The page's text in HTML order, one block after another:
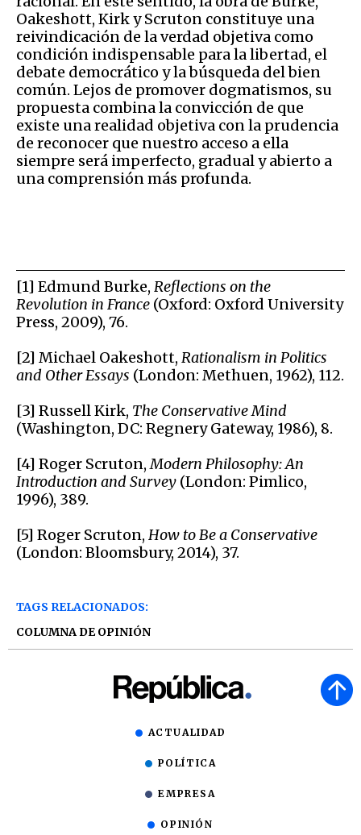
Oakeshott, Kirk y Scruton constituye una
reivindicación de la verdad objetiva como
condición indispensable para la libertad, el
debate democrático y la búsqueda del bien
común. Lejos de promover dogmatismos, su
propuesta combina la convicción de que
existe una realidad objetiva con la prudencia
de reconocer que nuestro acceso a ella
siempre será imperfecto, gradual y abierto a
una comprensión más profunda.
[1] Edmund Burke, Reflections on the
Revolution in France (Oxford: Oxford University
Press, 2009), 76.
[2] Michael Oakeshott, Rationalism in Politics
and Other Essays (London: Methuen, 1962), 112.
[3] Russell Kirk, The Conservative Mind
(Washington, DC: Regnery Gateway, 1986), 8.
[4] Roger Scruton,Modern Philosophy: An
Introduction and Survey (London: Pimlico,
1996), 389.
[5] Roger Scruton, How to Be a Conservative
(London: Bloomsbury, 2014), 37.
TAGS RELACIONADOS:
COLUMNA DE OPINIÓN
ACTUALIDAD
POLÍTICA
EMPRESA
OPINIÓN